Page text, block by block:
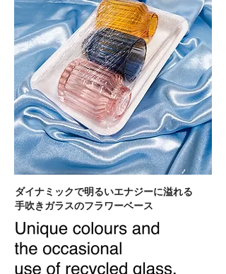
ダイナミックで明るいエナジーに溢れる
手吹きガラスのフラワーベース